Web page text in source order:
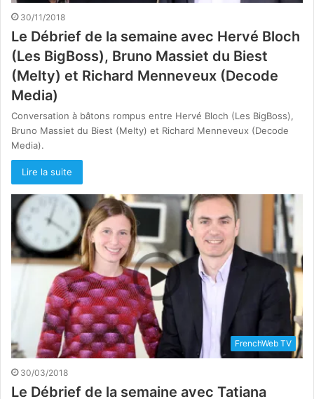
30/11/2018
Le Débrief de la semaine avec Hervé Bloch
(Les BigBoss), Bruno Massiet du Biest
(Melty) et Richard Menneveux (Decode
Media)
Conversation à bâtons rompus entre Hervé Bloch (Les BigBoss),
Bruno Massiet du Biest (Melty) et Richard Menneveux (Decode
Media).
Lire la suite
FrenchWeb TV
30/03/2018
Le Débrief de la semaine avec Tatiana